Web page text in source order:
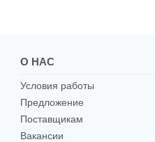
О НАС
Условия работы
Предложение
Поставщикам
Вакансии